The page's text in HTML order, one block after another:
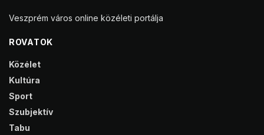
Veszprém város online közéleti portálja
ROVATOK
Közélet
Kultúra
Sport
Szubjektív
Tabu